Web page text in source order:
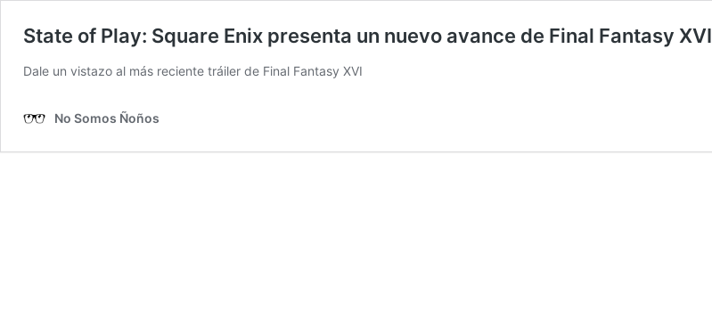
State of Play: Square Enix presenta un nuevo avance de Final Fantasy XVI
Dale un vistazo al más reciente tráiler de Final Fantasy XVI
No Somos Ñoños